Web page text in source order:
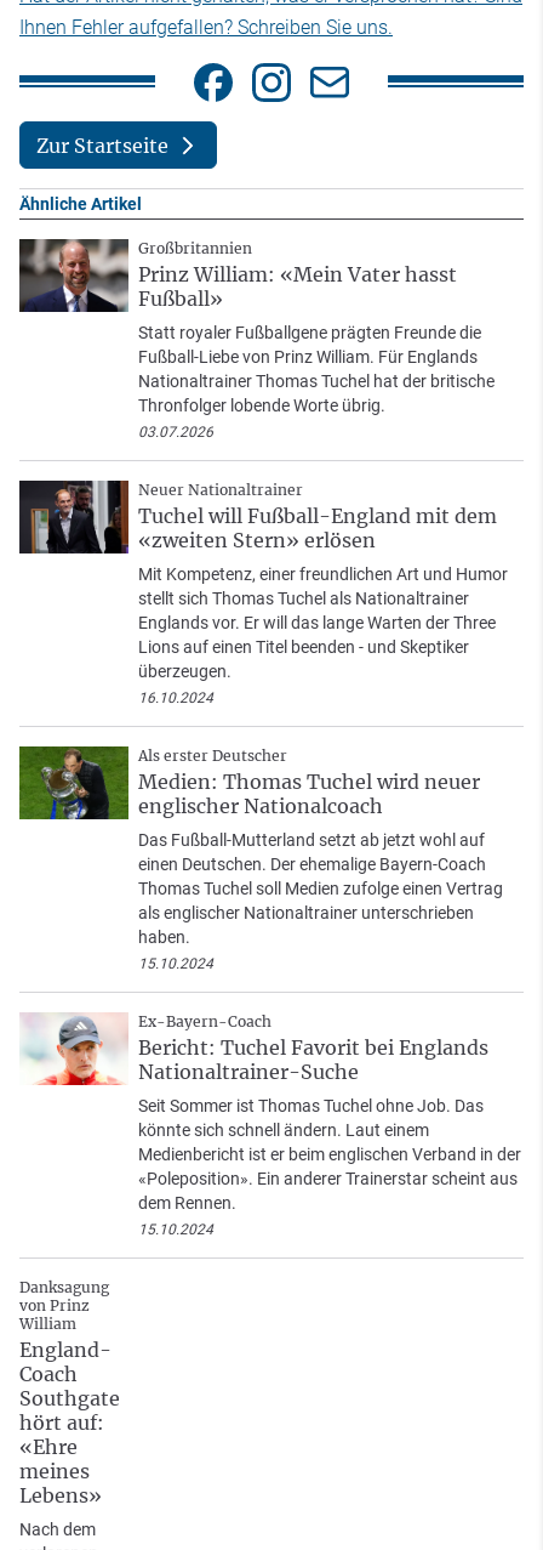
Ihnen Fehler aufgefallen? Schreiben Sie uns.
Zur Startseite
Ähnliche Artikel
Großbritannien
Prinz William: «Mein Vater hasst
Fußball»
Statt royaler Fußballgene prägten Freunde die
Fußball-Liebe von Prinz William. Für Englands
Nationaltrainer Thomas Tuchel hat der britische
Thronfolger lobende Worte übrig.
03.07.2026
Neuer Nationaltrainer
Tuchel will Fußball-England mit dem
«zweiten Stern» erlösen
Mit Kompetenz, einer freundlichen Art und Humor
stellt sich Thomas Tuchel als Nationaltrainer
Englands vor. Er will das lange Warten der Three
Lions auf einen Titel beenden - und Skeptiker
überzeugen.
16.10.2024
Als erster Deutscher
Medien: Thomas Tuchel wird neuer
englischer Nationalcoach
Das Fußball-Mutterland setzt ab jetzt wohl auf
einen Deutschen. Der ehemalige Bayern-Coach
Thomas Tuchel soll Medien zufolge einen Vertrag
als englischer Nationaltrainer unterschrieben
haben.
15.10.2024
Ex-Bayern-Coach
Bericht: Tuchel Favorit bei Englands
Nationaltrainer-Suche
Seit Sommer ist Thomas Tuchel ohne Job. Das
könnte sich schnell ändern. Laut einem
Medienbericht ist er beim englischen Verband in der
«Poleposition». Ein anderer Trainerstar scheint aus
dem Rennen.
15.10.2024
Danksagung
von Prinz
William
England-
Coach
Southgate
hört auf:
«Ehre
meines
Lebens»
Nach dem